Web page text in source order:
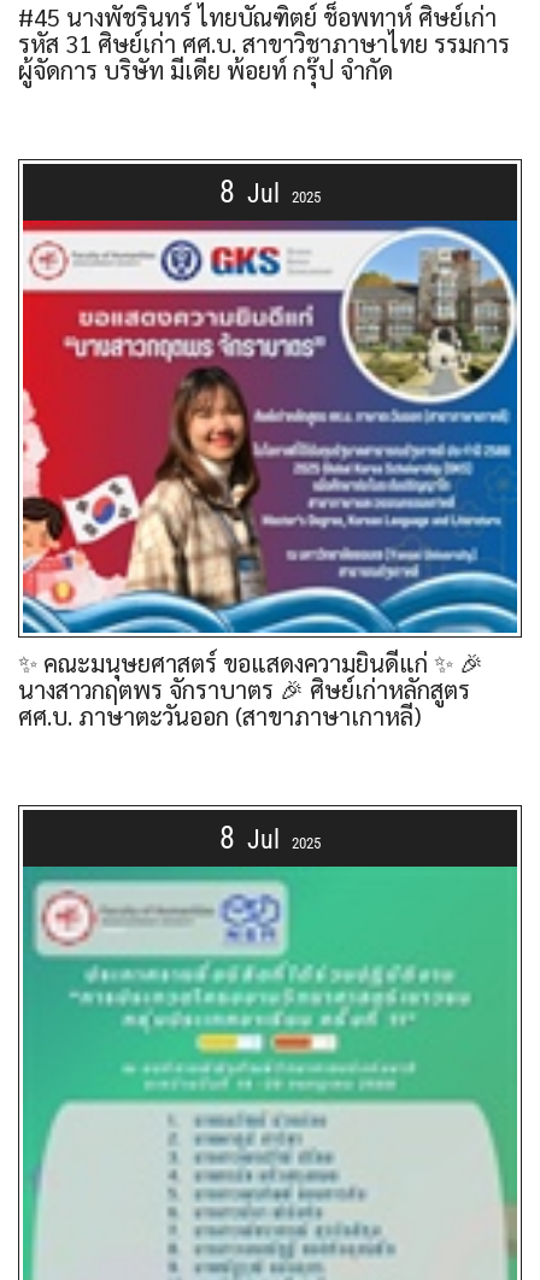
#45 นางพัชรินทร์ ไทยบัณฑิตย์ ช็อพทาห์ ศิษย์เก่า
รหัส 31 ศิษย์เก่า ศศ.บ. สาขาวิชาภาษาไทย รรมการ
ผู้จัดการ บริษัท มีเดีย พ้อยท์ กรุ๊ป จำกัด
8 Jul 2025
✨ คณะมนุษยศาสตร์ ขอแสดงความยินดีแก่ ✨ 🎉
นางสาวกฤตพร จักราบาตร 🎉 ศิษย์เก่าหลักสูตร
ศศ.บ. ภาษาตะวันออก (สาขาภาษาเกาหลี)
8 Jul 2025